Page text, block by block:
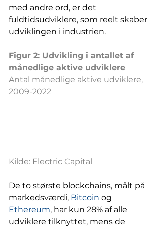
med andre ord, er det
fuldtidsudviklere, som reelt skaber
udviklingen i industrien.
Figur 2: Udvikling i antallet af
månedlige aktive udviklere
Antal månedlige aktive udviklere,
2009-2022
Kilde: Electric Capital
De to største blockchains, målt på
markedsværdi, Bitcoin og
Ethereum, har kun 28% af alle
udviklere tilknyttet, mens de